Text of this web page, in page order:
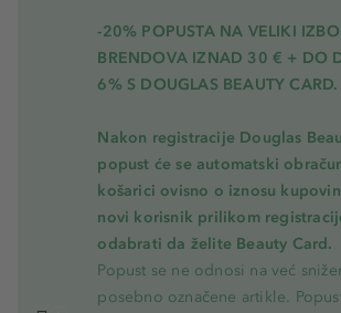
-20% POPUSTA NA VELIKI
BRENDOVA IZNAD 30 € + DO
6% S DOUGLAS BEAUTY CARD.
Nakon registracije Douglas
popust će se automatski
košarici ovisno o iznosu
novi korisnik prilikom
odabrati da želite Beauty Card.
Popust se ne odnosi na već
posebno označene artikle.